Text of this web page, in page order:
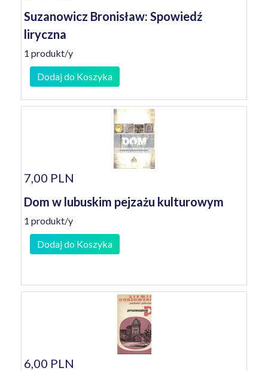
Suzanowicz Bronisław: Spowiedź
liryczna
1 produkt/y
Dodaj do Koszyka
7,00 PLN
Dom w lubuskim pejzażu kulturowym
1 produkt/y
Dodaj do Koszyka
6,00 PLN